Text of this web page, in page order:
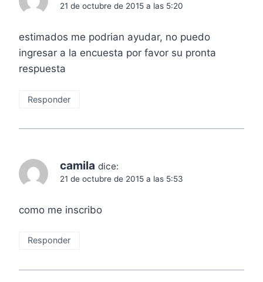
21 de octubre de 2015 a las 5:20
estimados me podrian ayudar, no puedo
ingresar a la encuesta por favor su pronta
respuesta
Responder
camila dice:
21 de octubre de 2015 a las 5:53
como me inscribo
Responder